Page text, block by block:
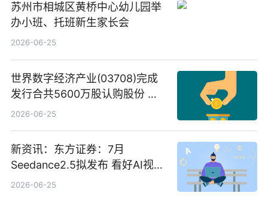
苏州市相城区黄桥中心幼儿园举
办小班、托班新生家长会
2026-06-25
世界数字经济产业(03708)完成
发行合共5600万股认购股份 净
筹约1007万港元 独家焦点
2026-06-25
新资讯：东方证券：7月
Seedance2.5拟发布 看好AI视频
创作工作流进一步提效
2026-06-25